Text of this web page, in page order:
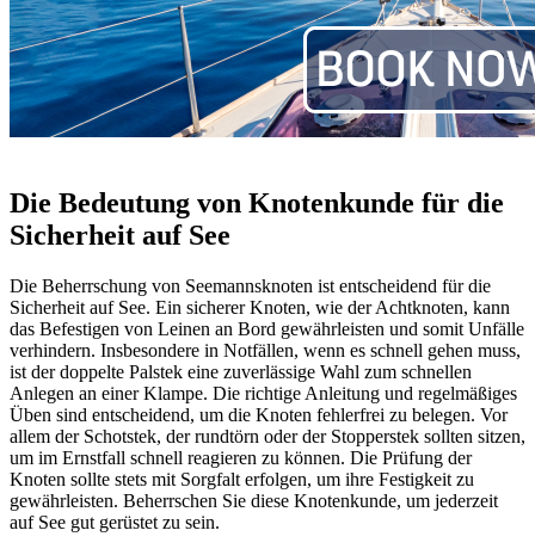
Die Bedeutung von Knotenkunde für die
Sicherheit auf See
Die Beherrschung von Seemannsknoten ist entscheidend für die
Sicherheit auf See. Ein sicherer Knoten, wie der Achtknoten, kann
das Befestigen von Leinen an Bord gewährleisten und somit Unfälle
verhindern. Insbesondere in Notfällen, wenn es schnell gehen muss,
ist der doppelte Palstek eine zuverlässige Wahl zum schnellen
Anlegen an einer Klampe. Die richtige Anleitung und regelmäßiges
Üben sind entscheidend, um die Knoten fehlerfrei zu belegen. Vor
allem der Schotstek, der rundtörn oder der Stopperstek sollten sitzen,
um im Ernstfall schnell reagieren zu können. Die Prüfung der
Knoten sollte stets mit Sorgfalt erfolgen, um ihre Festigkeit zu
gewährleisten. Beherrschen Sie diese Knotenkunde, um jederzeit
auf See gut gerüstet zu sein.